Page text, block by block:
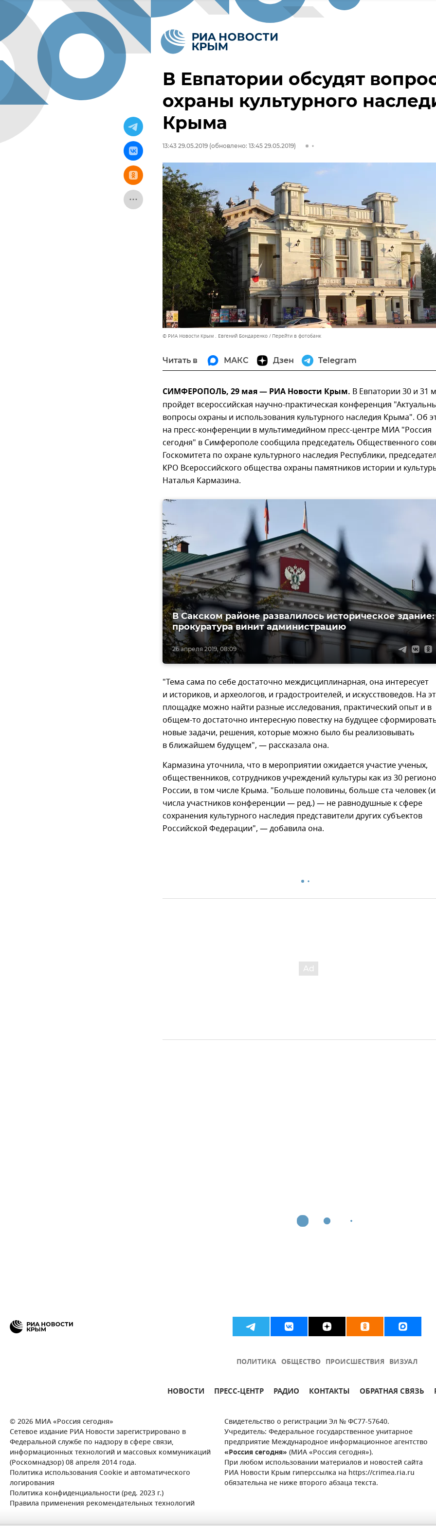
В Евпатории обсудят
охраны культурного
Крыма
13:43 29.05.2019 (обновлено: 13:45 29.05.2019)
© РИА Новости Крым . Евгений Бондаренко Перейти в фотобанк
Читать в МАКС Дзен Telegram
СИМФЕРОПОЛЬ, 29 мая — РИА Новости Крым. В Евпатории 30 и 31
пройдет всероссийская научно-практическая конференция
вопросы охраны и использования культурного наследия Крыма". Об
на пресс-конференции в мультимедийном пресс-центре МИА "Россия
сегодня" в Симферополе сообщила председатель Общественного
Госкомитета по охране культурного наследия Республики,
КРО Всероссийского общества охраны памятников истории и
Наталья Кармазина.
26 апреля 2019, 08:09
В Сакском районе развалилось историческое здание:
прокуратура винит администрацию
"Тема сама по себе достаточно междисциплинарная, она интересует
и историков, и археологов, и градостроителей, и искусствоведов. На
площадке можно найти разные исследования, практический опыт и в
общем-то достаточно интересную повестку на будущее
новые задачи, решения, которые можно было бы реализовывать
в ближайшем будущем", — рассказала она.
Кармазина уточнила, что в мероприятии ожидается участие ученых,
общественников, сотрудников учреждений культуры как из 30
России, в том числе Крыма. "Больше половины, больше ста человек
числа участников конференции — ред.) — не равнодушные к сфере
сохранения культурного наследия представители других субъектов
Российской Федерации", — добавила она.
ПОЛИТИКА ОБЩЕСТВО ПРОИСШЕСТВИЯ ВИЗУАЛ
НОВОСТИ ПРЕСС-ЦЕНТР РАДИО КОНТАКТЫ ОБРАТНАЯ СВЯЗЬ
© 2026 МИА «Россия сегодня»
Сетевое издание РИА Новости зарегистрировано в
Федеральной службе по надзору в сфере связи,
информационных технологий и массовых коммуникаций
(Роскомнадзор) 08 апреля 2014 года.
Политика использования Cookie и автоматического
логирования
Политика конфиденциальности (ред. 2023 г.)
Правила применения рекомендательных технологий
Свидетельство о регистрации Эл № ФС77-57640.
Учредитель: Федеральное государственное унитарное
предприятие Международное информационное агентство
«Россия сегодня» (МИА «Россия сегодня»).
При любом использовании материалов и новостей сайта
РИА Новости Крым гиперссылка на https://crimea.ria.ru
обязательна не ниже второго абзаца текста.